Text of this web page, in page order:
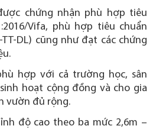
chứng nhận phù hợp tiêu
Vifa, phù hợp tiêu chuẩn
TT-DL) cũng như đạt các chứng
hợp với cả trường học, sân
hoạt cộng đồng và cho gia
vườn đủ rộng.
độ cao theo ba mức 2,6m –